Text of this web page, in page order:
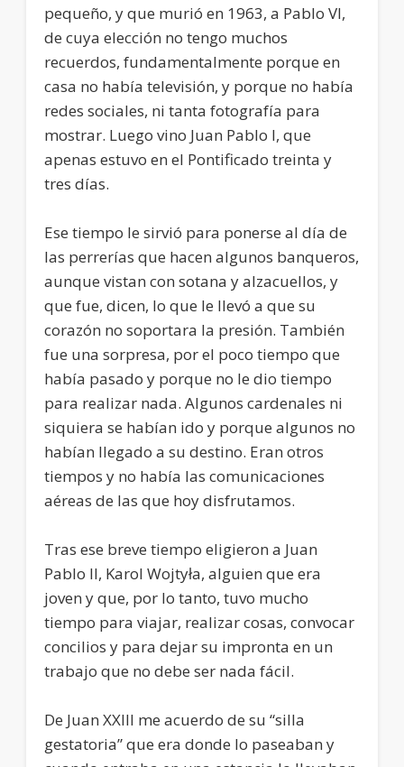
pequeño, y que murió en 1963, a Pablo VI,
de cuya elección no tengo muchos
recuerdos, fundamentalmente porque en
casa no había televisión, y porque no había
redes sociales, ni tanta fotografía para
mostrar. Luego vino Juan Pablo I, que
apenas estuvo en el Pontificado treinta y
tres días.
Ese tiempo le sirvió para ponerse al día de
las perrerías que hacen algunos banqueros,
aunque vistan con sotana y alzacuellos, y
que fue, dicen, lo que le llevó a que su
corazón no soportara la presión. También
fue una sorpresa, por el poco tiempo que
había pasado y porque no le dio tiempo
para realizar nada. Algunos cardenales ni
siquiera se habían ido y porque algunos no
habían llegado a su destino. Eran otros
tiempos y no había las comunicaciones
aéreas de las que hoy disfrutamos.
Tras ese breve tiempo eligieron a Juan
Pablo II, Karol Wojtyła, alguien que era
joven y que, por lo tanto, tuvo mucho
tiempo para viajar, realizar cosas, convocar
concilios y para dejar su impronta en un
trabajo que no debe ser nada fácil.
De Juan XXIII me acuerdo de su “silla
gestatoria” que era donde lo paseaban y